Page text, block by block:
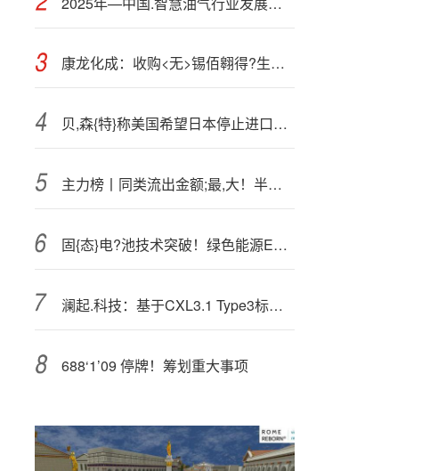
康龙化成：收购<无>锡佰翱得?生物82.54%的股份
贝,森{特}称美国希望日本停止进口俄罗斯能源
主力榜丨同类流出金额;最,大！半导体设备ETF（159516）流出1.91亿元
固{态}电?池技术突破！绿色能源ETF（562010）逆市拉升2%！机构：特高压建设加速叠加锂电设备需求复苏
澜起.科技：基于CXL3.1 Type3标准设计的MXC芯片已送样测试
688‘1’09 停牌！筹划重大事项